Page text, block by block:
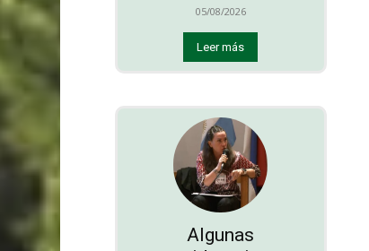
05/08/2026
Leer más
Algunas